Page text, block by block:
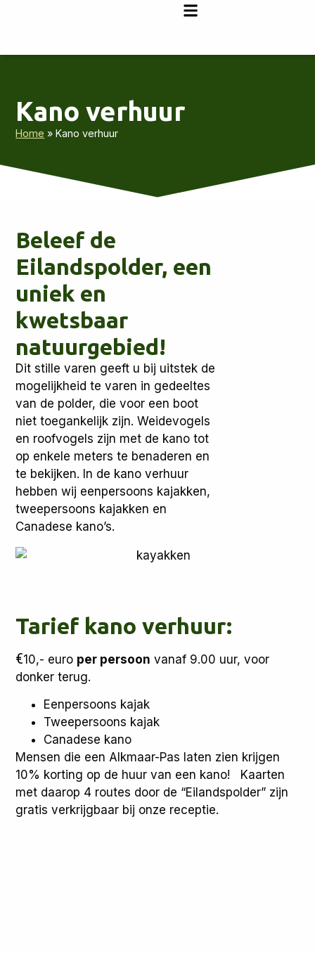
Kano verhuur
Home »Kano verhuur
Beleef de
Eilandspolder, een
uniek en
kwetsbaar
natuurgebied!
Dit stille varen geeft u bij uitstek de
mogelijkheid te varen in gedeeltes
van de polder, die voor een boot
niet toegankelijk zijn. Weidevogels
en roofvogels zijn met de kano tot
op enkele meters te benaderen en
te bekijken. In de kano verhuur
hebben wij eenpersoons kajakken,
tweepersoons kajakken en
Canadese kano’s.
Tarief kano verhuur:
€10,- euro per persoon vanaf 9.00 uur, voor
donker terug.
Eenpersoons kajak
Tweepersoons kajak
Canadese kano
Mensen die een Alkmaar-Pas laten zien krijgen
10% korting op de huur van een kano! Kaarten
met daarop 4 routes door de “Eilandspolder” zijn
gratis verkrijgbaar bij onze receptie.